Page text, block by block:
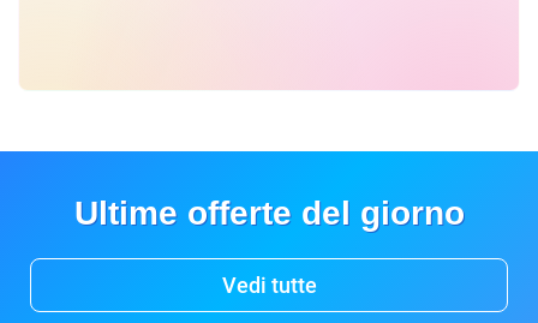
Ultime offerte del giorno
Vedi tutte